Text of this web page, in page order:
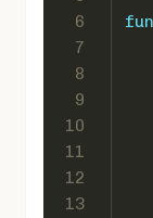
6
7
8
9
10
11
12
13